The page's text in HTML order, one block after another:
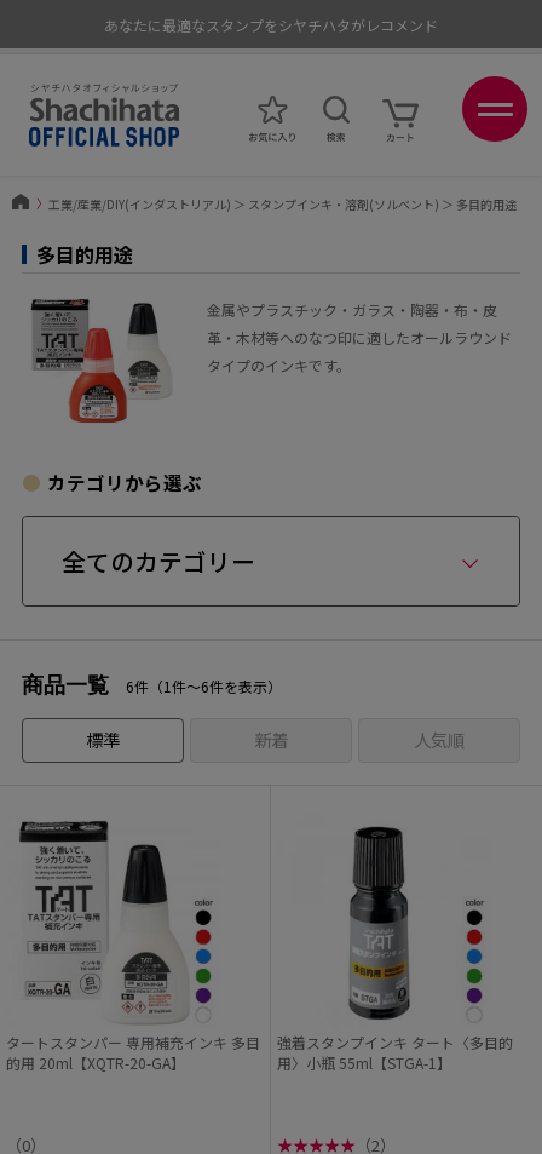
ポイントが貯まる、使える、会員限定ポイントプログラム
〉 工業/産業/DIY(インダストリアル) ＞ スタンプインキ・溶剤(ソルベント) ＞ 多目的用途
多目的用途
金属やプラスチック・ガラス・陶器・布・皮
革・木材等へのなつ印に適したオールラウンド
タイプのインキです。
カテゴリから選ぶ
全てのカテゴリー
商品一覧 6件（1件〜6件を表示）
標準 新着 人気順
タートスタンパー 専用補充インキ 多目
的用 20ml【XQTR-20-GA】
（0）
強着スタンプインキ タート〈多目的
用〉小瓶 55ml【STGA-1】
★★★★★ （2）